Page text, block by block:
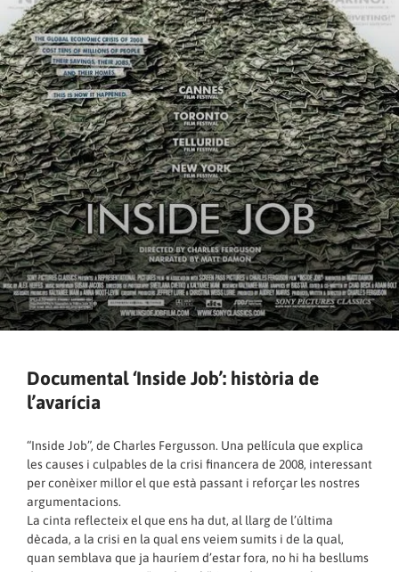
Documental ‘Inside Job’: història de
l’avarícia
“Inside Job”, de Charles Fergusson. Una pel·lícula que explica
les causes i culpables de la crisi financera de 2008, interessant
per conèixer millor el que està passant i reforçar les nostres
argumentacions.
La cinta reflecteix el que ens ha dut, al llarg de l’última
dècada, a la crisi en la qual ens veiem sumits i de la qual,
quan semblava que ja hauríem d’estar fora, no hi ha besllums